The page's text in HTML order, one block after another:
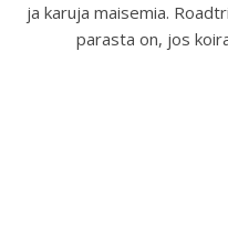
ja karuja maisemia.
parasta on, jos